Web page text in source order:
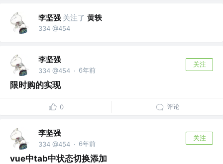
李坚强 关注了 黄轶
334 @454
李坚强
334 @454 · 6年前
关注
限时购的实现
0 评论
李坚强
334 @454 · 6年前
关注
vue中tab中状态切换添加